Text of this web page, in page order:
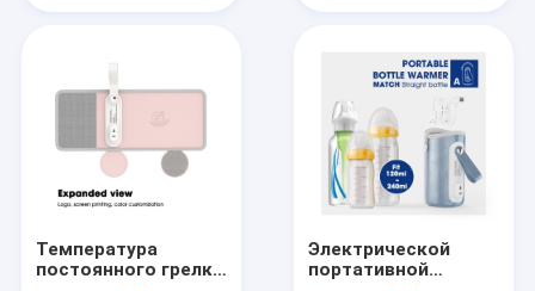
Температура
постоянного грелки
Электрической
портативной